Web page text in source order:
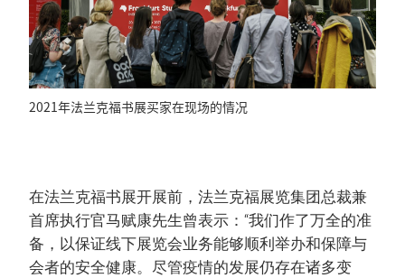
2021年法兰克福书展买家在现场的情况
在法兰克福书展开展前，法兰克福展览集团总裁兼
首席执行官马赋康先生曾表示：“我们作了万全的准
备，以保证线下展览会业务能够顺利举办和保障与
会者的安全健康。尽管疫情的发展仍存在诸多变